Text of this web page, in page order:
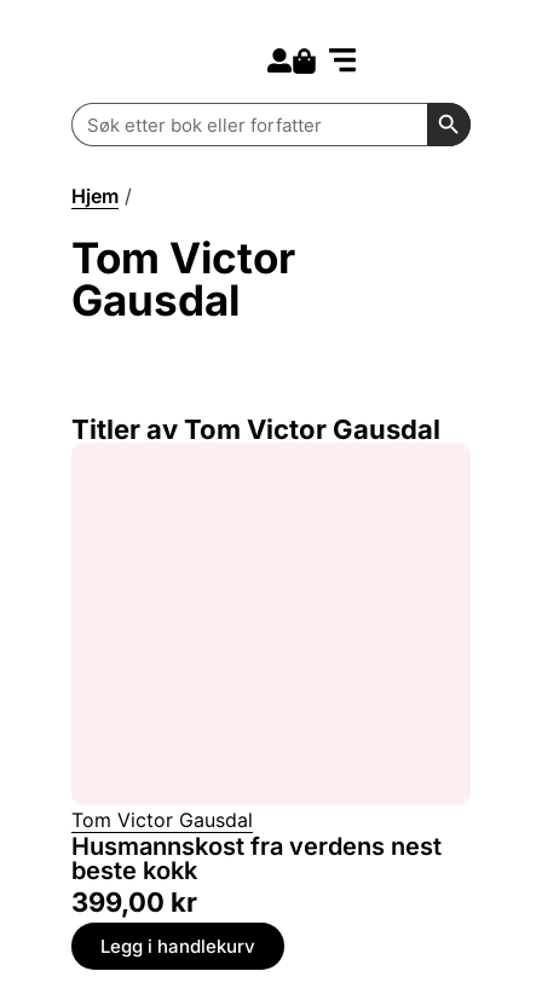
Search
for:
Search
Hjem /
Tom Victor
Gausdal
Titler av Tom Victor Gausdal
Tom Victor Gausdal
Husmannskost fra verdens nest
beste kokk
399,00 kr
Legg i handlekurv